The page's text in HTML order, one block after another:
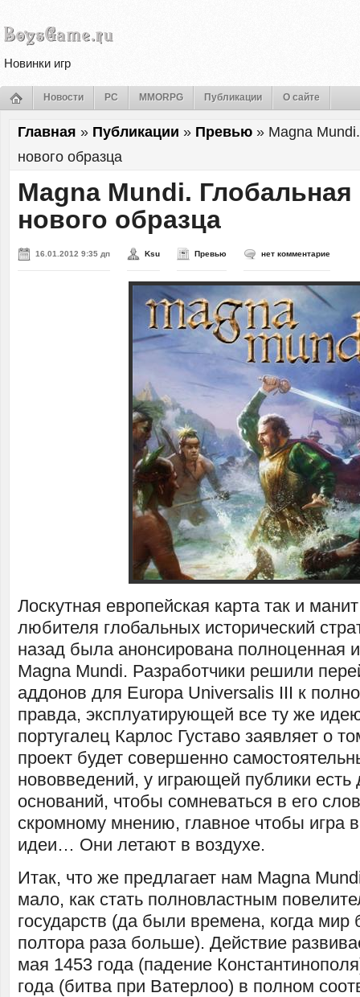
Новинки игр
Новости PC MMORPG Публикации О сайте
Главная » Публикации » Превью » Magna
нового образца
Magna Mundi. Глобальная
нового образца
16.01.2012 9:35 дп Ksu Превью нет комментарие
Лоскутная европейская карта так и
любителя глобальных исторический
назад была анонсирована полноценная
Magna Mundi. Разработчики решили
аддонов для Europa Universalis III к
правда, эксплуатирующей все ту же
португалец Карлос Густаво заявляет о
проект будет совершенно
нововведений, у играющей публики есть
оснований, чтобы сомневаться в его
скромному мнению, главное чтобы игра
идеи… Они летают в воздухе.
Итак, что же предлагает нам Magna
мало, как стать полновластным
государств (да были времена, когда мир
полтора раза больше). Действие
мая 1453 года (падение
года (битва при Ватерлоо) в полном